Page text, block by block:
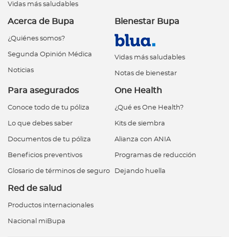
Vidas más saludables
Acerca de Bupa
¿Quiénes somos?
Segunda Opinión Médica
Noticias
Bienestar Bupa
Vidas más saludables
Notas de bienestar
Para asegurados
Conoce todo de tu póliza
Lo que debes saber
Documentos de tu póliza
Beneficios preventivos
Glosario de términos de seguro
One Health
¿Qué es One Health?
Kits de siembra
Alianza con ANIA
Programas de reducción
Dejando huella
Red de salud
Productos internacionales
Nacional miBupa